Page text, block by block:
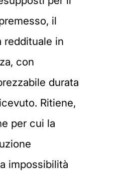
il
reddituale in
con
durata
Ritiene,
per cui la
impossibilità